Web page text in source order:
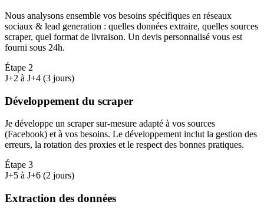
Nous analysons ensemble vos besoins spécifiques en réseaux
sociaux & lead generation : quelles données extraire, quelles sources
scraper, quel format de livraison. Un devis personnalisé vous est
fourni sous 24h.
Étape 2
J+2 à J+4 (3 jours)
Développement du scraper
Je développe un scraper sur-mesure adapté à vos sources
(Facebook) et à vos besoins. Le développement inclut la gestion des
erreurs, la rotation des proxies et le respect des bonnes pratiques.
Étape 3
J+5 à J+6 (2 jours)
Extraction des données